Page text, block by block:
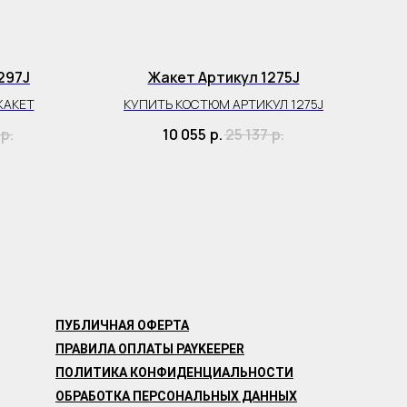
р.
Жакет Артикул 1275J
КУПИТЬ КОСТЮМ АРТИКУЛ 1275J
10 055 р.25 137р.
ПУБЛИЧНАЯ ОФЕРТА
ПРАВИЛА ОПЛАТЫ PAYKEEPER
ПОЛИТИКА КОНФИДЕНЦИАЛЬНОСТИ
ОБРАБОТКА ПЕРСОНАЛЬНЫХ ДАННЫХ